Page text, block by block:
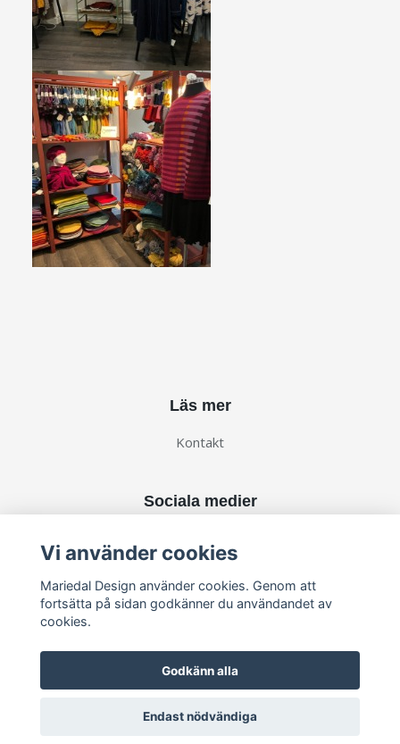
Läs mer
Kontakt
Sociala medier
© 2026 Mariedal Design–Powered by Quickbutik
Vi använder cookies
Mariedal Design använder cookies. Genom att
fortsätta på sidan godkänner du användandet av
cookies.
Godkänn alla
Endast nödvändiga